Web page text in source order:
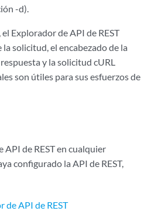
-d).
Explorador de API de REST
solicitud, el encabezado de la
y la solicitud cURL
son útiles para sus esfuerzos de
API de REST en cualquier
configurado la API de REST,
API de REST